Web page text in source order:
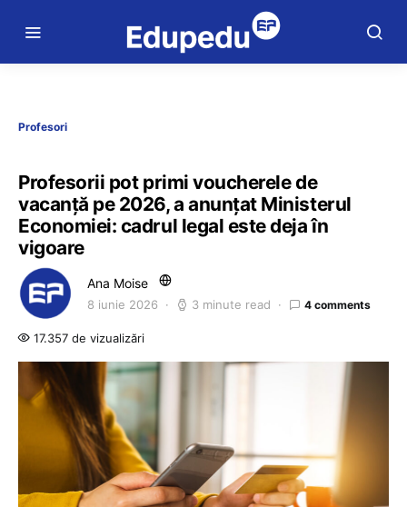
Profesori
Profesorii pot primi voucherele de
vacanță pe 2026, a anunțat Ministerul
Economiei: cadrul legal este deja în
vigoare
Ana Moise
8 iunie 2026 3 minute read 4 comments
17.357 de vizualizări